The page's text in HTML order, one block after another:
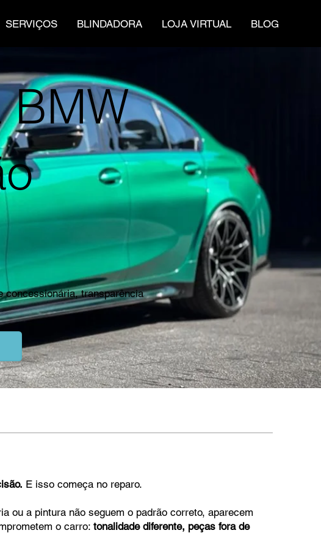
SERVIÇOS BLINDADORA LOJA VIRTUAL BLOG
BMW
concessionária, transparência
E isso começa no reparo.
ou a pintura não seguem o padrão correto, aparecem
o carro: tonalidade diferente, peças fora de